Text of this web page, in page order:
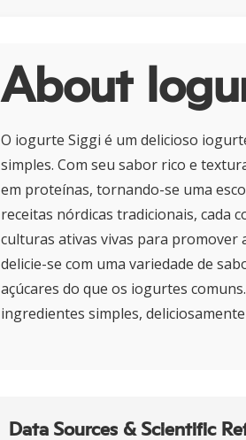
About
O iogurte Siggi é um delicioso
simples. Com seu sabor rico e
em proteínas, tornando-se uma
receitas nórdicas tradicionais, cada
culturas ativas vivas para promover
delicie-se com uma variedade de
açúcares do que os iogurtes
ingredientes simples,
Data Sources & Scientific